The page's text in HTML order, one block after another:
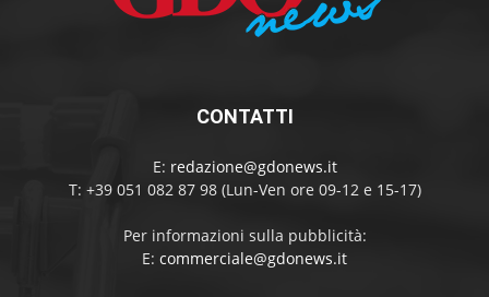
CONTATTI
E: redazione@gdonews.it
T: +39 051 082 87 98 (Lun-Ven ore 09-12 e 15-17)
Per informazioni sulla pubblicità:
E: commerciale@gdonews.it